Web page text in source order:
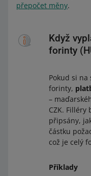
přepočet měny.
Když
forinty
Pokud si
forinty,
–
CZK. Filléry
připsány,
částku
což je celý
Příklady